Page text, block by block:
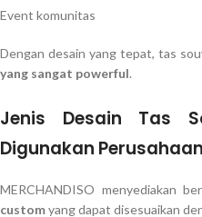
Event komunitas
Dengan desain yang tepat, tas
yang sangat powerful.
Jenis Desain Tas
Digunakan Perusahaan
MERCHANDISO menyediakan
customyang dapat disesuaikan